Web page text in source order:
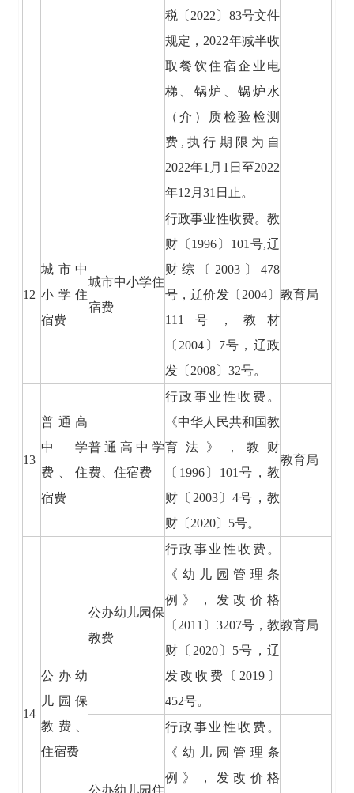
税〔2022〕83号文件
规定，2022年减半收
取餐饮住宿企业电
梯、锅炉、锅炉水
（介）质检验检测
费,执行期限为自
2022年1月1日至2022
年12月31日止。
12
城市中
小学住
宿费
城市中小学住
宿费
行政事业性收费。教
财〔1996〕101号,辽
财综〔2003〕478
号，辽价发〔2004〕
111号，教材
〔2004〕7号，辽政
发〔2008〕32号。
教育局
13
普通高
中学
费、住
宿费
普通高中学
费、住宿费
行政事业性收费。
《中华人民共和国教
育法》，教财
〔1996〕101号，教
财〔2003〕4号，教
财〔2020〕5号。
教育局
14
公办幼
儿园保
教费、
住宿费
公办幼儿园保
教费
行政事业性收费。
《幼儿园管理条
例》，发改价格
〔2011〕3207号，教
财〔2020〕5号，辽
发改收费〔2019〕
452号。
教育局
公办幼儿园住
行政事业性收费。
《幼儿园管理条
例》，发改价格